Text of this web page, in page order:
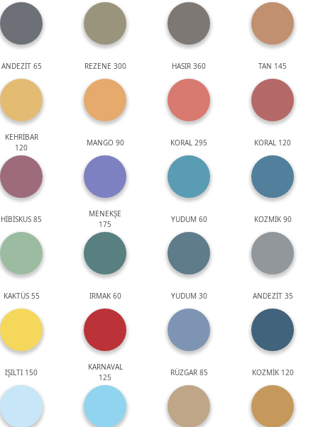
ANDEZİT 65 REZENE 300 HASIR 360 TAN 145
KEHRİBAR
120
MANGO 90 KORAL 295 KORAL 120
HİBİSKUS 85
MENEKŞE
175
YUDUM 60 KOZMİK 90
KAKTÜS 55 IRMAK 60 YUDUM 30 ANDEZİT 35
IŞILTI 150
KARNAVAL
125
RÜZGAR 85 KOZMİK 120